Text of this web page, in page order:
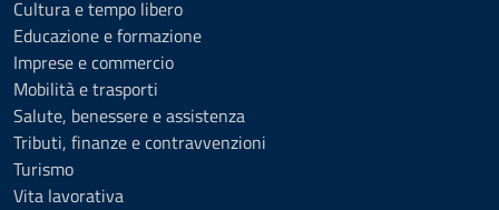
Cultura e tempo libero
Educazione e formazione
Imprese e commercio
Mobilità e trasporti
Salute, benessere e assistenza
Tributi, finanze e contravvenzioni
Turismo
Vita lavorativa